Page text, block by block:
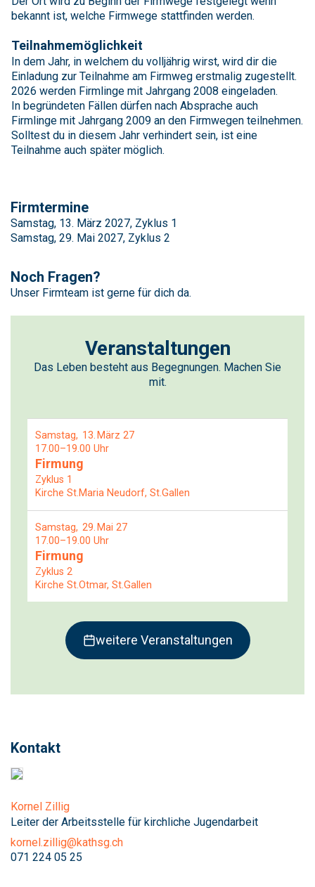
bekannt ist, welche Firmwege stattfinden werden.
Teilnahmemöglichkeit
In dem Jahr, in welchem du volljährig wirst, wird dir die
Einladung zur Teilnahme am Firmweg erstmalig zugestellt.
2026 werden Firmlinge mit Jahrgang 2008 eingeladen.
In begründeten Fällen dürfen nach Absprache auch
Firmlinge mit Jahrgang 2009 an den Firmwegen teilnehmen.
Solltest du in diesem Jahr verhindert sein, ist eine
Teilnahme auch später möglich.
Firmtermine
Samstag, 13. März 2027, Zyklus 1
Samstag, 29. Mai 2027, Zyklus 2
Noch Fragen?
Unser Firmteam ist gerne für dich da.
Veranstaltungen
Das Leben besteht aus Begegnungen. Machen Sie
mit.
Samstag 13 März 27
17.00–19.00 Uhr
Firmung
Zyklus 1
Kirche St.Maria Neudorf, St.Gallen
Samstag 29 Mai 27
17.00–19.00 Uhr
Firmung
Zyklus 2
Kirche St.Otmar, St.Gallen
weitere Veranstaltungen
Kontakt
Kornel Zillig
Leiter der Arbeitsstelle für kirchliche Jugendarbeit
kornel.zillig@kathsg.ch
071 224 05 25